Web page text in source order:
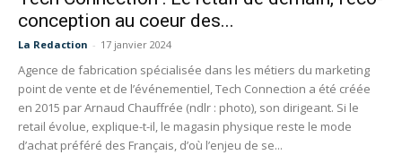
conception au coeur des...
La Redaction - 17 janvier 2024
Agence de fabrication spécialisée dans les métiers du marketing
point de vente et de l’événementiel, Tech Connection a été créée
en 2015 par Arnaud Chauffrée (ndlr : photo), son dirigeant. Si le
retail évolue, explique-t-il, le magasin physique reste le mode
d’achat préféré des Français, d’où l’enjeu de se...